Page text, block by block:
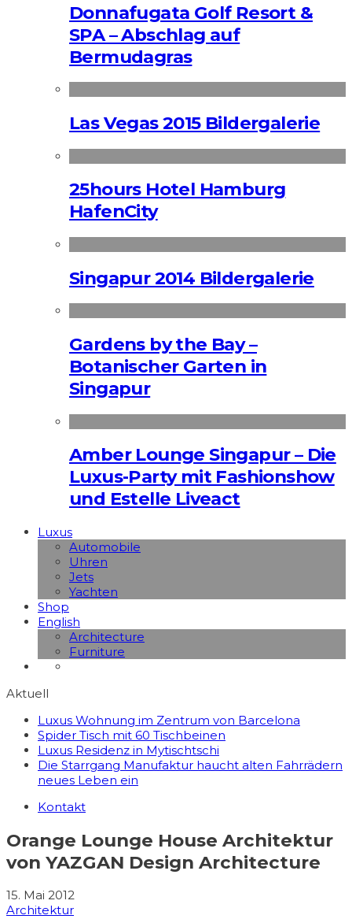
Donnafugata Golf Resort &
SPA – Abschlag auf
Bermudagras
Las Vegas 2015 Bildergalerie
25hours Hotel Hamburg
HafenCity
Singapur 2014 Bildergalerie
Gardens by the Bay –
Botanischer Garten in
Singapur
Amber Lounge Singapur – Die
Luxus-Party mit Fashionshow
und Estelle Liveact
Luxus
Automobile
Uhren
Jets
Yachten
Shop
English
Architecture
Furniture
Aktuell
Luxus Wohnung im Zentrum von Barcelona
Spider Tisch mit 60 Tischbeinen
Luxus Residenz in Mytischtschi
Die Starrgang Manufaktur haucht alten Fahrrädern
neues Leben ein
Kontakt
Orange Lounge House Architektur
von YAZGAN Design Architecture
15. Mai 2012
Architektur